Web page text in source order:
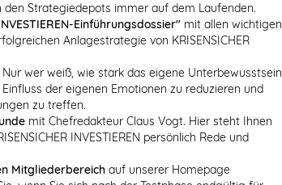
Strategiedepots immer auf dem Laufenden.
Einführungsdossier" mit allen wichtigen
Anlagestrategie von KRISENSICHER
Nur wer weiß, wie stark das eigene Unterbewusstsein
der eigenen Emotionen zu reduzieren und
zu treffen.
mit Chefredakteur Claus Vogt. Hier steht Ihnen
INVESTIEREN persönlich Rede und
Mitgliederbereich auf unserer Homepage